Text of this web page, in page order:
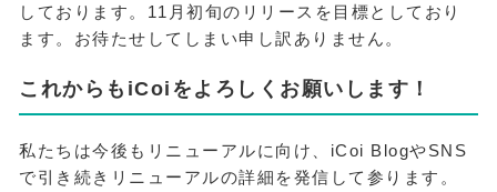
しております。11月初旬のリリースを目標としており
ます。お待たせしてしまい申し訳ありません。
これからもiCoiをよろしくお願いします！
私たちは今後もリニューアルに向け、iCoi BlogやSNS
で引き続きリニューアルの詳細を発信して参ります。